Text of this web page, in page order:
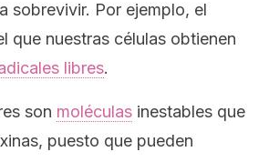
sobrevivir. Por ejemplo, el
que nuestras células obtienen
libres.
son moléculas inestables que
puesto que pueden